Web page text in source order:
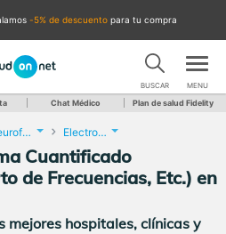
-5% de descuento para tu compra
BUSCAR MENU
Chat Médico Plan de salud Fidelity
Neurofisiología Clínica Electroencefalograma Cuantificado (Cartografía, Reparto de Frecuencias, Etc.)
Cuantificado
de Frecuencias, Etc.) en
mejores hospitales, clínicas y